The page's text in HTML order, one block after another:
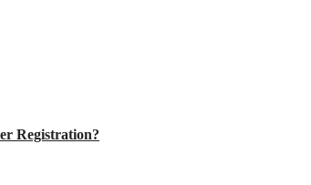
Registration?